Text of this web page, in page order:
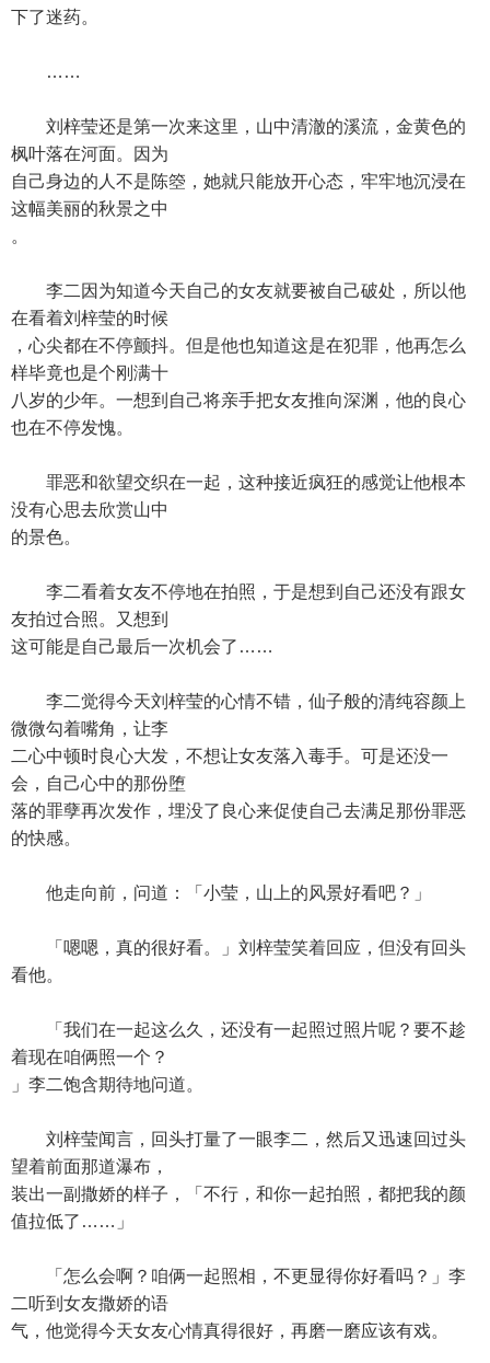
下了迷药。
……
刘梓莹还是第一次来这里，山中清澈的溪流，金黄色的
枫叶落在河面。因为
自己身边的人不是陈箜，她就只能放开心态，牢牢地沉浸在
这幅美丽的秋景之中
。
李二因为知道今天自己的女友就要被自己破处，所以他
在看着刘梓莹的时候
，心尖都在不停颤抖。但是他也知道这是在犯罪，他再怎么
样毕竟也是个刚满十
八岁的少年。一想到自己将亲手把女友推向深渊，他的良心
也在不停发愧。
罪恶和欲望交织在一起，这种接近疯狂的感觉让他根本
没有心思去欣赏山中
的景色。
李二看着女友不停地在拍照，于是想到自己还没有跟女
友拍过合照。又想到
这可能是自己最后一次机会了……
李二觉得今天刘梓莹的心情不错，仙子般的清纯容颜上
微微勾着嘴角，让李
二心中顿时良心大发，不想让女友落入毒手。可是还没一
会，自己心中的那份堕
落的罪孽再次发作，埋没了良心来促使自己去满足那份罪恶
的快感。
他走向前，问道：「小莹，山上的风景好看吧？」
「嗯嗯，真的很好看。」刘梓莹笑着回应，但没有回头
看他。
「我们在一起这么久，还没有一起照过照片呢？要不趁
着现在咱俩照一个？
」李二饱含期待地问道。
刘梓莹闻言，回头打量了一眼李二，然后又迅速回过头
望着前面那道瀑布，
装出一副撒娇的样子，「不行，和你一起拍照，都把我的颜
值拉低了……」
「怎么会啊？咱俩一起照相，不更显得你好看吗？」李
二听到女友撒娇的语
气，他觉得今天女友心情真得很好，再磨一磨应该有戏。